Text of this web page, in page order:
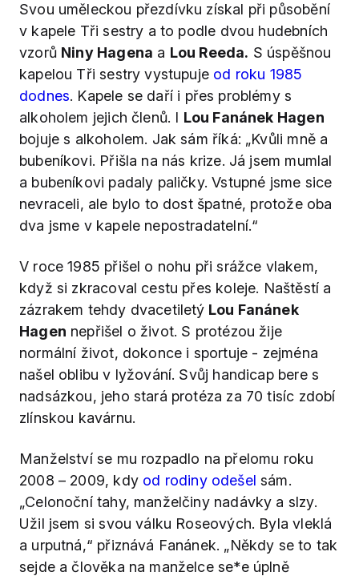
Svou uměleckou přezdívku získal při působění
v kapele Tři sestry a to podle dvou hudebních
vzorů Niny Hagena a Lou Reeda. S úspěšnou
kapelou Tři sestry vystupuje od roku 1985
dodnes. Kapele se daří i přes problémy s
alkoholem jejich členů. I Lou Fanánek Hagen
bojuje s alkoholem. Jak sám říká: „Kvůli mně a
bubeníkovi. Přišla na nás krize. Já jsem mumlal
a bubeníkovi padaly paličky. Vstupné jsme sice
nevraceli, ale bylo to dost špatné, protože oba
dva jsme v kapele nepostradatelní.“
V roce 1985 přišel o nohu při srážce vlakem,
když si zkracoval cestu přes koleje. Naštěstí a
zázrakem tehdy dvacetiletý Lou Fanánek
Hagen nepřišel o život. S protézou žije
normální život, dokonce i sportuje - zejména
našel oblibu v lyžování. Svůj handicap bere s
nadsázkou, jeho stará protéza za 70 tisíc zdobí
zlínskou kavárnu.
Manželství se mu rozpadlo na přelomu roku
2008 – 2009, kdy od rodiny odešel sám.
„Celonoční tahy, manželčiny nadávky a slzy.
Užil jsem si svou válku Roseových. Byla vleklá
a urputná,“ přiznává Fanánek. „Někdy se to tak
sejde a člověka na manželce se*e úplně